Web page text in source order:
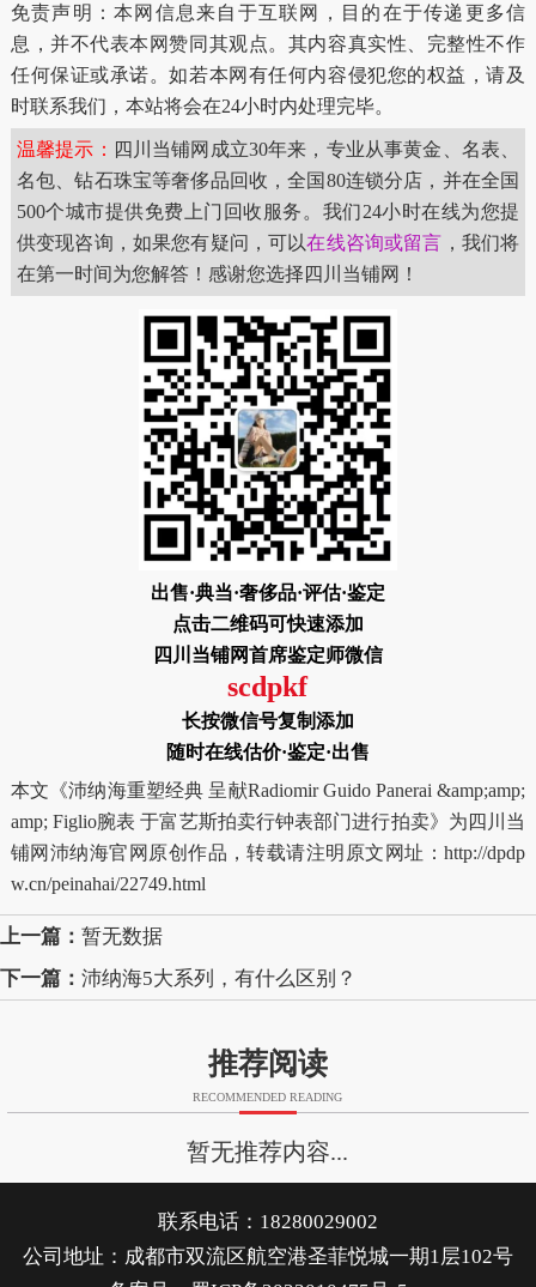
免责声明：本网信息来自于互联网，目的在于传递更多信
息，并不代表本网赞同其观点。其内容真实性、完整性不作
任何保证或承诺。如若本网有任何内容侵犯您的权益，请及
时联系我们，本站将会在24小时内处理完毕。
温馨提示： 四川当铺网成立30年来，专业从事黄金、名表、
名包、钻石珠宝等奢侈品回收，全国80连锁分店，并在全国
500个城市提供免费上门回收服务。我们24小时在线为您提
供变现咨询，如果您有疑问，可以在线咨询或留言 ，我们将
在第一时间为您解答！感谢您选择四川当铺网！
出售·典当·奢侈品·评估·鉴定
点击二维码可快速添加
四川当铺网首席鉴定师微信
scdpkf
长按微信号复制添加
随时在线估价·鉴定·出售
本文《沛纳海重塑经典 呈献Radiomir Guido Panerai &amp;amp;
amp; Figlio腕表 于富艺斯拍卖行钟表部门进行拍卖》为四川当
铺网沛纳海官网原创作品，转载请注明原文网址：http://dpdp
w.cn/peinahai/22749.html
上一篇： 暂无数据
下一篇： 沛纳海5大系列，有什么区别？
推荐阅读
RECOMMENDED READING
暂无推荐内容...
联系电话：18280029002
公司地址：成都市双流区航空港圣菲悦城一期1层102号